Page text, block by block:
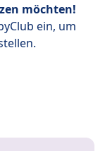
möchten!
ein, um